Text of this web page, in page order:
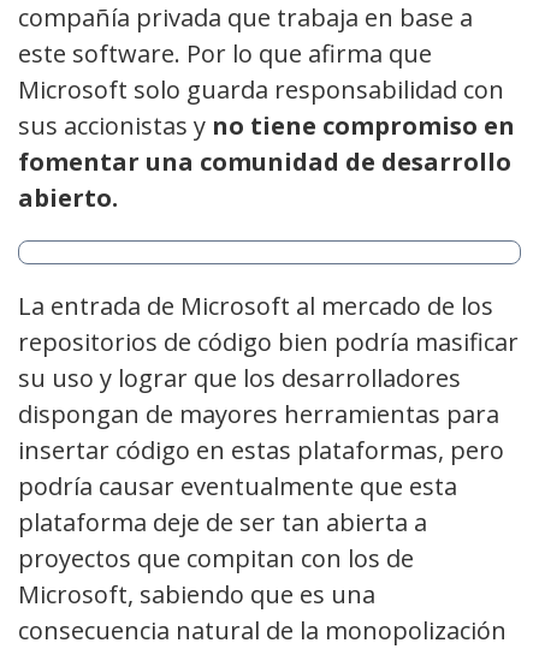
compañía privada que trabaja en base a
este software. Por lo que afirma que
Microsoft solo guarda responsabilidad con
sus accionistas y no tiene compromiso en
fomentar una comunidad de desarrollo
abierto.
La entrada de Microsoft al mercado de los
repositorios de código bien podría masificar
su uso y lograr que los desarrolladores
dispongan de mayores herramientas para
insertar código en estas plataformas, pero
podría causar eventualmente que esta
plataforma deje de ser tan abierta a
proyectos que compitan con los de
Microsoft, sabiendo que es una
consecuencia natural de la monopolización